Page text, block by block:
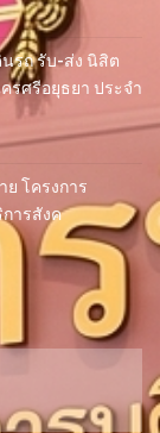
นรถ รับ-ส่ง นิสิต
รศรีอยุธยา ประจำ
ย โครงการ
ารสังค